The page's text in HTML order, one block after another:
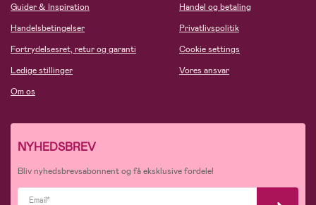
Guider & Inspiration
Handelsbetingelser
Fortrydelsesret, retur og garanti
Ledige stillinger
Om os
Handel og betaling
Privatlivspolitik
Cookie settings
Vores ansvar
NYHEDSBREV
Bliv nyhedsbrevsabonnent og få eksklusive fordele!
Email*